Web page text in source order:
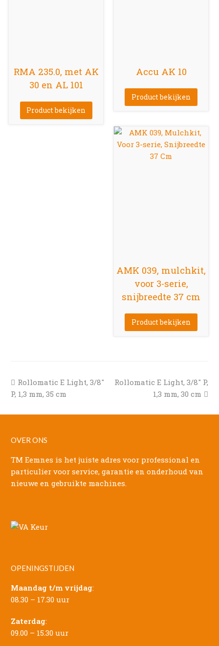
RMA 235.0, met AK
30 en AL 101
Product bekijken
Accu AK 10
Product bekijken
AMK 039, mulchkit,
voor 3-serie,
snijbreedte 37 cm
Product bekijken
previous
post:
Rollomatic E Light, 3/8″
P, 1,3 mm, 35 cm
next
Rollomatic E Light, 3/8″ P,
1,3 mm, 30 cm
OVER ONS
TM Eemnes is het juiste adres voor professional en
particulier voor service, garantie en onderhoud van
nieuwe en gebruikte machines.
OPENINGSTIJDEN
Maandag t/m vrijdag:
08.30 – 17.30 uur
Zaterdag:
09.00 – 15.30 uur